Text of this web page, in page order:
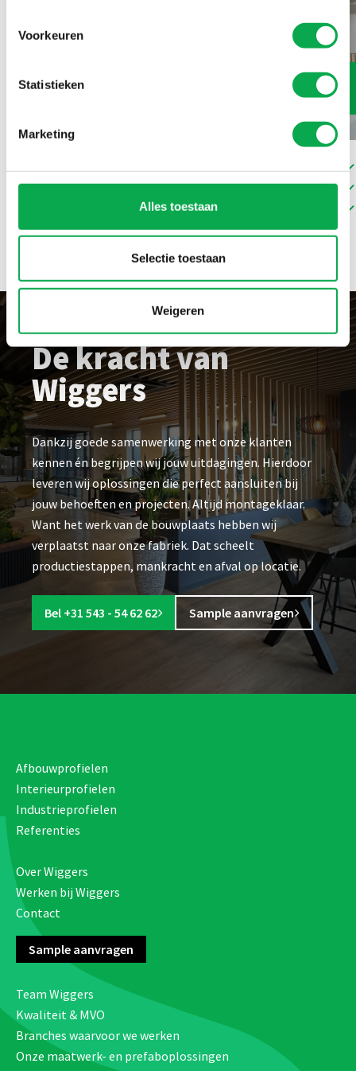
Voorkeuren
Statistieken
Marketing
Alles toestaan
Selectie toestaan
Weigeren
Plafondframes
Direct monteerbaar
Hoog rendement
Veel maatwerkopties
De kracht van
Wiggers
Dankzij goede samenwerking met onze klanten
kennen én begrijpen wij jouw uitdagingen. Hierdoor
leveren wij oplossingen die perfect aansluiten bij
jouw behoeften en projecten. Altijd montageklaar.
Want het werk van de bouwplaats hebben wij
verplaatst naar onze fabriek. Dat scheelt
productiestappen, mankracht en afval op locatie.
Bel +31 543 - 54 62 62 Sample aanvragen
Afbouwprofielen
Interieurprofielen
Industrieprofielen
Referenties
Over Wiggers
Werken bij Wiggers
Contact
Sample aanvragen
Team Wiggers
Kwaliteit & MVO
Branches waarvoor we werken
Onze maatwerk- en prefaboplossingen